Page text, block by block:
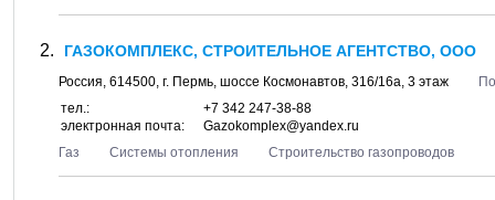
ГАЗОКОМПЛЕКС, СТРОИТЕЛЬНОЕ АГЕНТСТВО, ООО
Россия, 614500, г. Пермь, шоссе Космонавтов, 316/16а, 3 этаж
тел.:
+7 342 247-38-88
электронная почта:
Gazokomplex@yandex.ru
Газ
Системы отопления Строительство газопроводов